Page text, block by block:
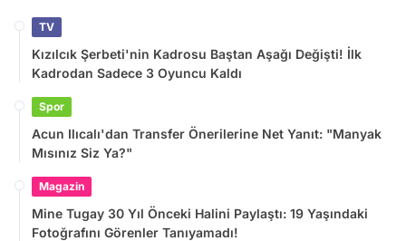
TV
Kızılcık Şerbeti'nin Kadrosu Baştan Aşağı Değişti! İlk
Kadrodan Sadece 3 Oyuncu Kaldı
Spor
Acun Ilıcalı'dan Transfer Önerilerine Net Yanıt: "Manyak
Mısınız Siz Ya?"
Magazin
Mine Tugay 30 Yıl Önceki Halini Paylaştı: 19 Yaşındaki
Fotoğrafını Görenler Tanıyamadı!